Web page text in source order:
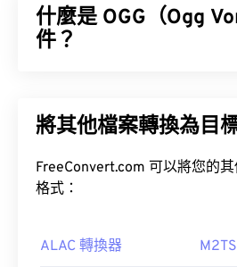
什麼是 OGG（Ogg
件？
專利、免版稅的編碼方案。與
藝人和曲目標題資訊。
如何開啟 OGG 檔案？
將其他檔案轉換為目
FreeConvert.com 可以將您的其他
格式：
ALAC 轉換器